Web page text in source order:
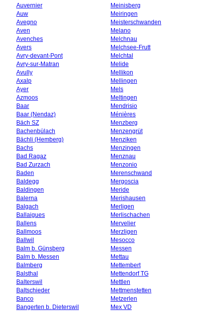
Auvernier
Auw
Avegno
Aven
Avenches
Avers
Avry-devant-Pont
Avry-sur-Matran
Avully
Axalp
Ayer
Azmoos
Baar
Baar (Nendaz)
Bäch SZ
Bachenbülach
Bächli (Hemberg)
Bachs
Bad Ragaz
Bad Zurzach
Baden
Baldegg
Baldingen
Balerna
Balgach
Ballaigues
Ballens
Ballmoos
Ballwil
Balm b. Günsberg
Balm b. Messen
Balmberg
Balsthal
Balterswil
Baltschieder
Banco
Bangerten b. Dieterswil
Meinisberg
Meiringen
Meisterschwanden
Melano
Melchnau
Melchsee-Frutt
Melchtal
Melide
Mellikon
Mellingen
Mels
Meltingen
Mendrisio
Ménières
Menzberg
Menzengrüt
Menziken
Menzingen
Menznau
Menzonio
Merenschwand
Mergoscia
Meride
Merishausen
Merligen
Merlischachen
Mervelier
Merzligen
Mesocco
Messen
Mettau
Mettembert
Mettendorf TG
Mettlen
Mettmenstetten
Metzerlen
Mex VD